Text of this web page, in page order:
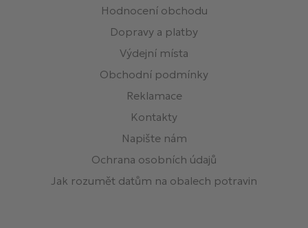
Hodnocení obchodu
Dopravy a platby
Výdejní místa
Obchodní podmínky
Reklamace
Kontakty
Napište nám
Ochrana osobních údajů
Jak rozumět datům na obalech potravin